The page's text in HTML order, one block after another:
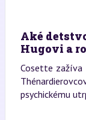
Aké
Hugovi a
Cosette
psychickému